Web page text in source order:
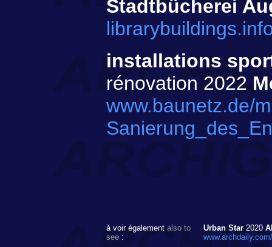
Stadtbücherei
installations
rénovation 2022
www.baunetz.de/
à voir également also to
see :
Urban Star 2020